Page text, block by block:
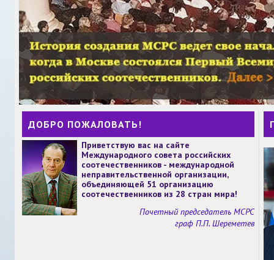
ДОБРО ПОЖАЛОВАТЬ!
Приветствую вас на сайте
Международного совета российских
соотечественников - международной
неправительственной организации,
объединяющей 51 организацию
соотечественников из 28 стран мира!
Почетный председатель МСРС
граф П.П. Шереметев